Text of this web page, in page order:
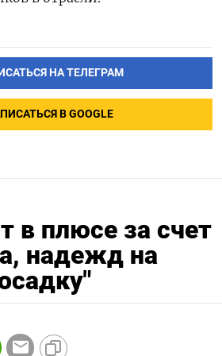
НА ТЕЛЕГРАМ
В GOOGLE
в плюсе за счет
надежд на